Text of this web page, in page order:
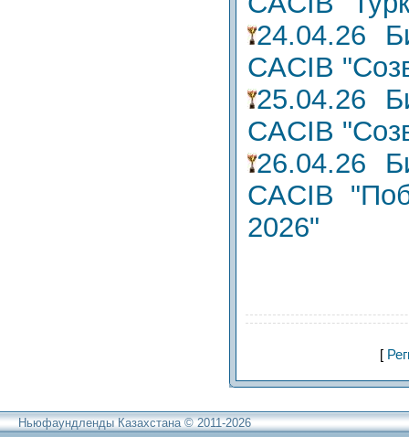
24.04.26
CACIB
25.04.26
CACIB
26.04.26
CACIB
2026"
[
Ньюфаундленды Казахстана © 2011-2026